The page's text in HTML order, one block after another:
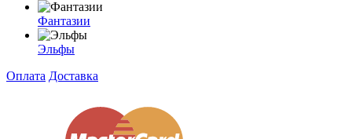
Фантазии
Эльфы
Оплата Доставка